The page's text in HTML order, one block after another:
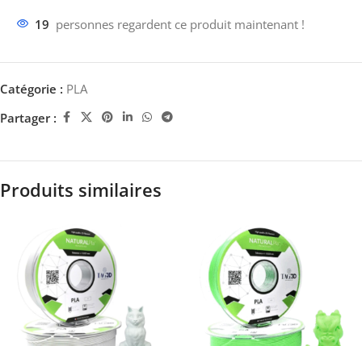
19 personnes regardent ce produit maintenant !
Catégorie : PLA
Partager :
Produits similaires